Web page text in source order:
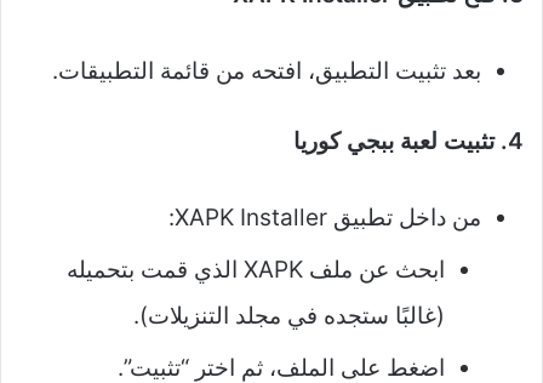
بعد تثبيت التطبيق، افتحه من قائمة التطبيقات.
4. تثبيت لعبة ببجي كوريا
من داخل تطبيق XAPK Installer:
ابحث عن ملف XAPK الذي قمت بتحميله
(غالبًا ستجده في مجلد التنزيلات).
اضغط على الملف، ثم اختر “تثبيت”.